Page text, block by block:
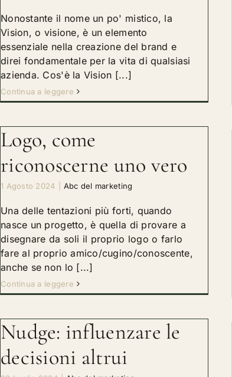
Nonostante il nome un po' mistico, la
Vision, o visione, è un elemento
essenziale nella creazione del brand e
direi fondamentale per la vita di qualsiasi
azienda. Cos'è la Vision [...]
Continua a leggere
Logo, come
riconoscerne uno vero
1 Agosto 2024 Abc del marketing
Una delle tentazioni più forti, quando
nasce un progetto, è quella di provare a
disegnare da soli il proprio logo o farlo
fare al proprio amico/cugino/conoscente,
anche se non lo [...]
Continua a leggere
Nudge: influenzare le
decisioni altrui